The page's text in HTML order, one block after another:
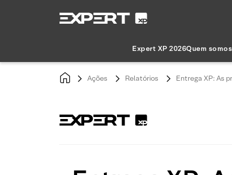
Expert XP 2026Quem somos
Ações Relatórios Entrega XP: As